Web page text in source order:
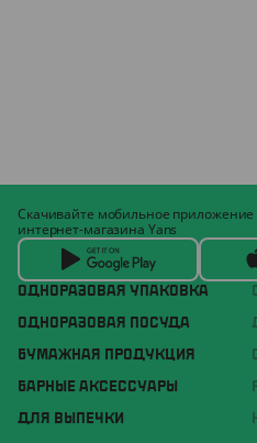
ОДНОРАЗОВАЯ УПАКОВКА
ОДНОРАЗОВАЯ ПОСУДА
БУМАЖНАЯ ПРОДУКЦИЯ
БАРНЫЕ АКСЕССУАРЫ
ДЛЯ ВЫПЕЧКИ
Скачивайте мобильное приложение
интернет-магазина Yans